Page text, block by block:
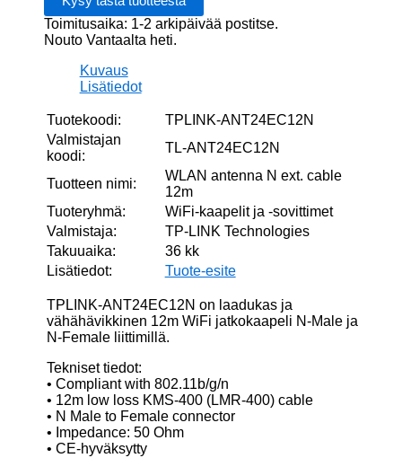
määrä
Toimitusaika: 1-2 arkipäivää postitse.
Nouto Vantaalta heti.
Kuvaus
Lisätiedot
Tuotekoodi:
TPLINK-ANT24EC12N
Valmistajan
koodi:
TL-ANT24EC12N
Tuotteen nimi:
WLAN antenna N ext. cable
12m
Tuoteryhmä:
WiFi-kaapelit ja -sovittimet
Valmistaja:
TP-LINK Technologies
Takuuaika:
36 kk
Lisätiedot:
Tuote-esite
TPLINK-ANT24EC12N on laadukas ja
vähähävikkinen 12m WiFi jatkokaapeli N-Male ja
N-Female liittimillä.
Tekniset tiedot:
• Compliant with 802.11b/g/n
• 12m low loss KMS-400 (LMR-400) cable
• N Male to Female connector
• Impedance: 50 Ohm
• CE-hyväksytty